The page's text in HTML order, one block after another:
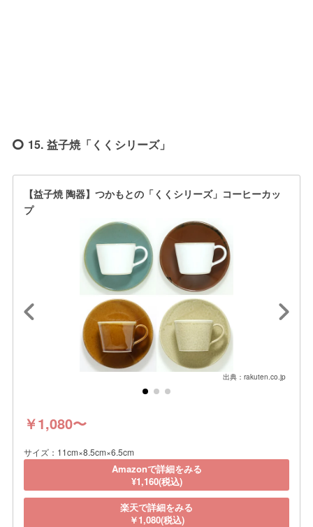
15. 益子焼「くくシリーズ」
【益子焼 陶器】つかもとの「くくシリーズ」コーヒーカッ
プ
出典：rakuten.co.jp
￥1,080〜
サイズ：11cm×8.5cm×6.5cm
Amazonで詳細をみる
¥1,160(税込)
楽天で詳細をみる
￥1,080(税込)